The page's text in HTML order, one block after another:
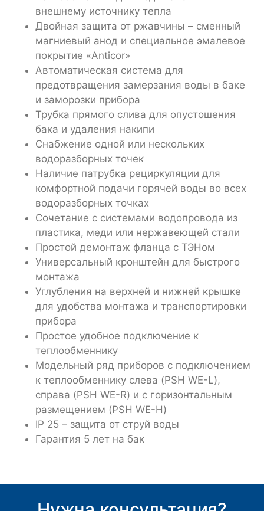
внешнему источнику тепла
Двойная защита от ржавчины – сменный
магниевый анод и специальное эмалевое
покрытие «Anticor»
Автоматическая система для
предотвращения замерзания воды в баке
и заморозки прибора
Трубка прямого слива для опустошения
бака и удаления накипи
Снабжение одной или нескольких
водоразборных точек
Наличие патрубка рециркуляции для
комфортной подачи горячей воды во всех
водоразборных точках
Сочетание с системами водопровода из
пластика, меди или нержавеющей стали
Простой демонтаж фланца с ТЭНом
Универсальный кронштейн для быстрого
монтажа
Углубления на верхней и нижней крышке
для удобства монтажа и транспортировки
прибора
Простое удобное подключение к
теплообменнику
Модельный ряд приборов с подключением
к теплообменнику слева (PSH WE-L),
справа (PSH WE-R) и с горизонтальным
размещением (PSH WE-H)
IP 25 – защита от струй воды
Гарантия 5 лет на бак